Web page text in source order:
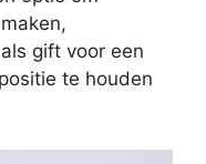
gift voor een
te houden